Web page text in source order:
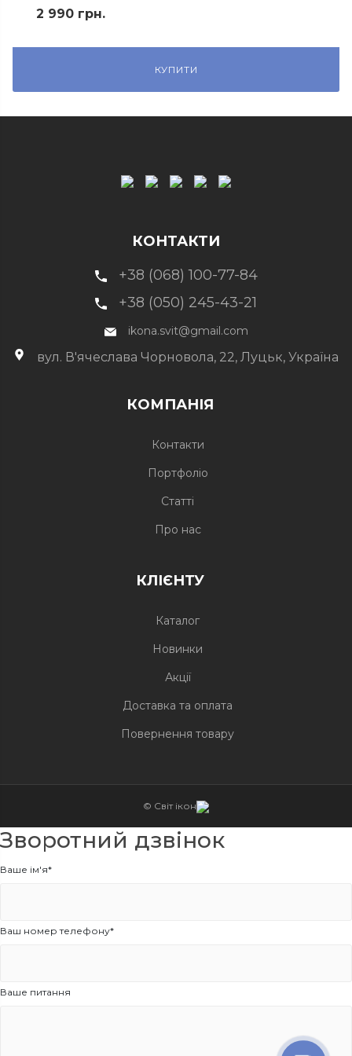
2 990 грн.
КУПИТИ
КОМПАНІЯ
Контакти
Портфоліо
Статті
Про нас
КЛІЄНТУ
Каталог
Новинки
Акції
Доставка та оплата
Повернення товару
КОНТАКТИ
+38 (068) 100-77-84
+38 (050) 245-43-21
ikona.svit@gmail.com
вул. В'ячеслава Чорновола, 22, Луцьк, Україна
© Світ ікон
Зворотний дзвінок
Ваше ім'я*
Ваш номер телефону*
Ваше питання